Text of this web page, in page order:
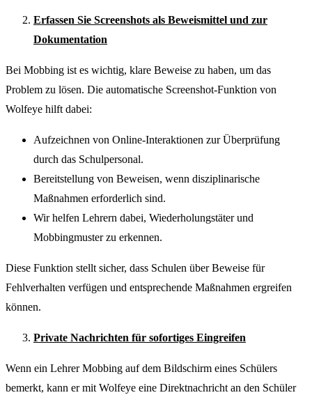
Erfassen Sie Screenshots als Beweismittel und zur
Dokumentation
Bei Mobbing ist es wichtig, klare Beweise zu haben, um das
Problem zu lösen. Die automatische Screenshot-Funktion von
Wolfeye hilft dabei:
Aufzeichnen von Online-Interaktionen zur Überprüfung
durch das Schulpersonal.
Bereitstellung von Beweisen, wenn disziplinarische
Maßnahmen erforderlich sind.
Wir helfen Lehrern dabei, Wiederholungstäter und
Mobbingmuster zu erkennen.
Diese Funktion stellt sicher, dass Schulen über Beweise für
Fehlverhalten verfügen und entsprechende Maßnahmen ergreifen
können.
Private Nachrichten für sofortiges Eingreifen
Wenn ein Lehrer Mobbing auf dem Bildschirm eines Schülers
bemerkt, kann er mit Wolfeye eine Direktnachricht an den Schüler